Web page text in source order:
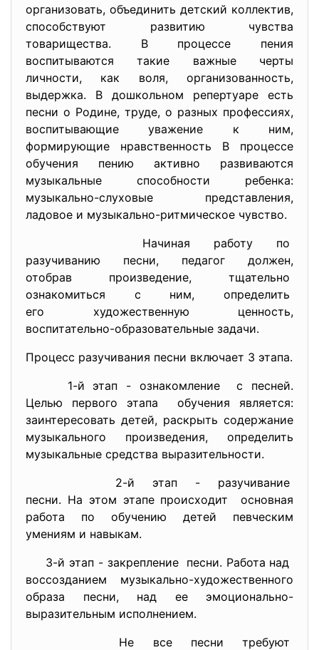
организовать, объединить детский коллектив,
способствуют развитию чувства
товарищества. В процессе пения
воспитываются такие важные черты
личности, как воля, организованность,
выдержка. В дошкольном репертуаре есть
песни о Родине, труде, о разных профессиях,
воспитывающие уважение к ним,
формирующие нравственность В процессе
обучения пению активно развиваются
музыкальные способности ребенка:
музыкально-слуховые представления,
ладовое и музыкально-ритмическое чувство.
Начиная работу по
разучиванию песни, педагог должен,
отобрав произведение, тщательно
ознакомиться с ним, определить
его художественную ценность,
воспитательно-образовательные задачи.
Процесс разучивания песни включает 3 этапа.
1-й этап - ознакомление с песней.
Целью первого этапа обучения является:
заинтересовать детей, раскрыть содержание
музыкального произведения, определить
музыкальные средства выразительности.
2-й этап - разучивание
песни. На этом этапе происходит основная
работа по обучению детей певческим
умениям и навыкам.
3-й этап - закрепление песни. Работа над
воссозданием музыкально-художественного
образа песни, над ее эмоционально-
выразительным исполнением.
Не все песни требуют